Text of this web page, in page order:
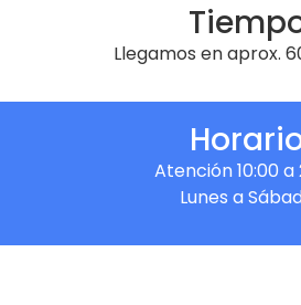
Llegamos en aprox.
Atención 10:00 a
Lunes a